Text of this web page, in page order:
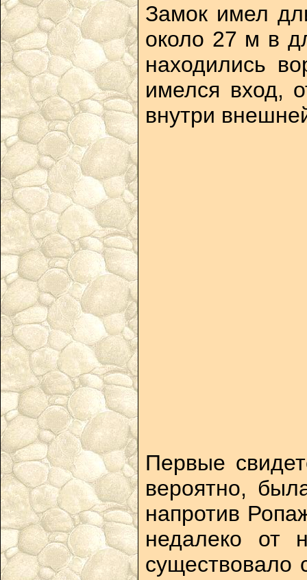
Замок имел
около 27 м в
находились
имелся вход,
внутри
Первые
вероятно,
напротив
недалеко от
существовало